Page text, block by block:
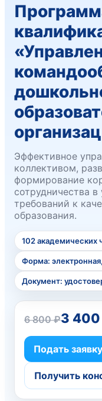
Эффективное
коллективом,
формирование
сотрудничества
требований к
образования.
102 академических
Форма:
Документ:
6 800 ₽3
Подать заявку
Получить